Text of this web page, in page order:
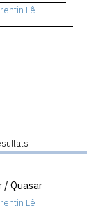
Lê
/ Quasar
Lê